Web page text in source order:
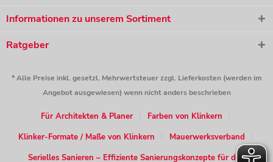
Informationen zu unserem Sortiment
Ratgeber
* Alle Preise inkl. gesetzl. Mehrwertsteuer zzgl. Lieferkosten (werden im
Angebot ausgewiesen) wenn nicht anders beschrieben
Für Architekten & Planer
Farben von Klinkern
Klinker-Formate / Maße von Klinkern
Mauerwerksverband
Serielles Sanieren – Effiziente Sanierungskonzepte für den